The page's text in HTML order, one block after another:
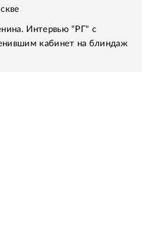
Интервью "РГ" с
кабинет на блиндаж